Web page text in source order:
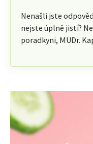
Nenašli jste
nejste úplně jistí?
poradkyni, MUDr.